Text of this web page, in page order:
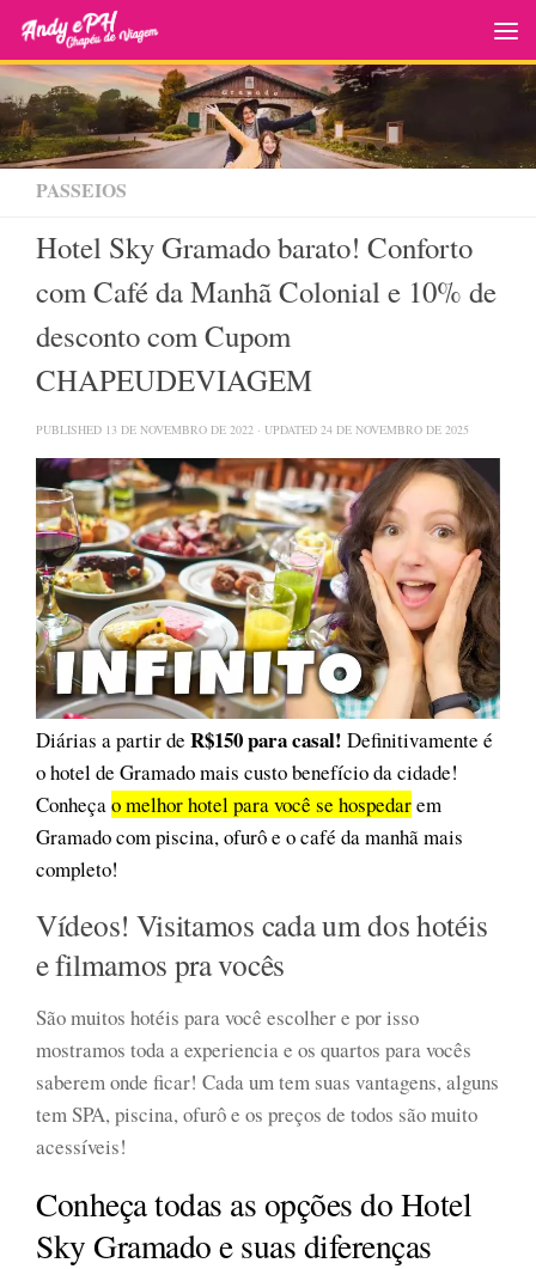
Skip to content
PASSEIOS
Hotel Sky Gramado barato! Conforto
com Café da Manhã Colonial e 10% de
desconto com Cupom
CHAPEUDEVIAGEM
PUBLISHED 13 DE NOVEMBRO DE 2022 · UPDATED 24 DE NOVEMBRO DE 2025
Diárias a partir de R$150 para casal! Definitivamente é
o hotel de Gramado mais custo benefício da cidade!
Conheçao melhor hotel para você se hospedarem
Gramado com piscina, ofurô e o café da manhã mais
completo!
Vídeos! Visitamos cada um dos hotéis
e filmamos pra vocês
São muitos hotéis para você escolher e por isso
mostramos toda a experiencia e os quartos para vocês
saberem onde ficar! Cada um tem suas vantagens, alguns
tem SPA, piscina, ofurô e os preços de todos são muito
acessíveis!
Conheça todas as opções do Hotel
Sky Gramado e suas diferenças